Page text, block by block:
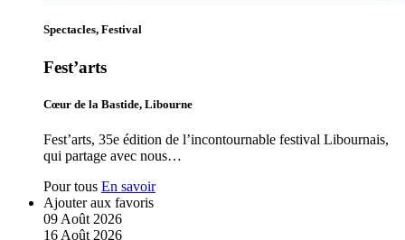
Spectacles, Festival
Fest’arts
Cœur de la Bastide, Libourne
Fest’arts, 35e édition de l’incontournable festival Libournais,
qui partage avec nous…
Pour tous En savoir
Ajouter aux favoris
09 Août 2026
16 Août 2026